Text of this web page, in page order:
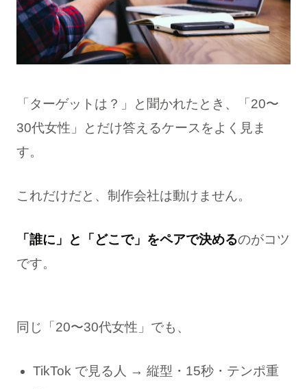
「ターゲットは？」と聞かれたとき、「20〜
30代女性」とだけ答えるケースをよく見ま
す。
これだけだと、制作会社は動けません。
「誰に」と「どこで」をペアで決めるのがコツ
です。
同じ「20〜30代女性」でも、
TikTok で見る人 → 縦型・15秒・テンポ重